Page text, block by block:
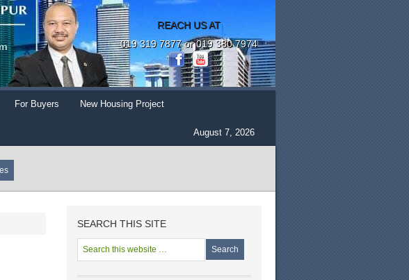
REACH US AT
019 319 7877 or 019 380 7974
For Buyers New Housing Project
August 7, 2026
SEARCH THIS SITE